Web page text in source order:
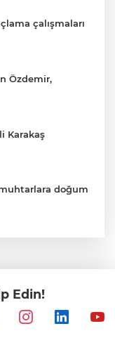
çalışmaları
Özdemir,
Karakaş
doğum
djital
Edin!